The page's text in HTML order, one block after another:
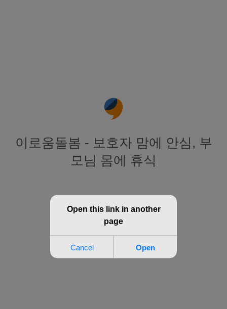
이로움돌봄 - 보호자 맘에 안심, 부
모님 몸에 휴식